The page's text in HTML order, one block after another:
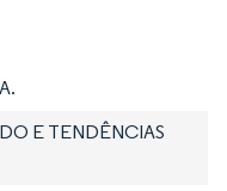
E TENDÊNCIAS